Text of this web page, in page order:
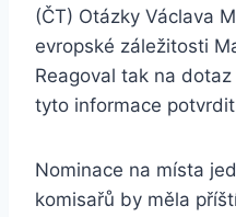
(ČT) Otázky Václava
evropské záležitosti
Reagoval tak na
tyto informace
Nominace na místa
komisařů by měla